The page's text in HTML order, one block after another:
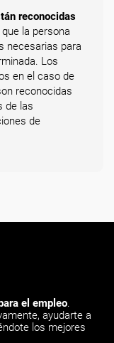
reconocidas
la persona
necesarias para
Los
en el caso de
reconocidas
de las
de
el empleo.
ayudarte a
los mejores